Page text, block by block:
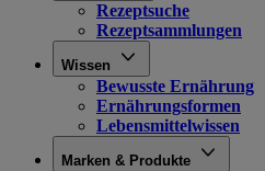
Rezeptsuche
Rezeptsammlungen
Wissen
Bewusste Ernährung
Ernährungsformen
Lebensmittelwissen
Marken & Produkte